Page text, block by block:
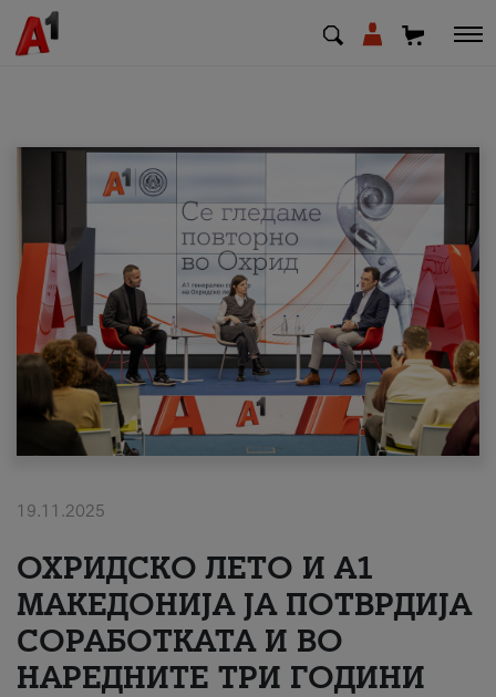
МК SQ
Приватни Деловни
Поддршка
Надополни кредит
#ПодобарОнлајн
19.11.2025
ОХРИДСКО ЛЕТО И A1
МАКЕДОНИЈА ЈА ПОТВРДИЈА
СОРАБОТКАТА И ВО
НАРЕДНИТЕ ТРИ ГОДИНИ